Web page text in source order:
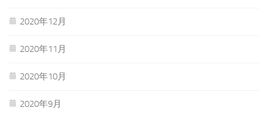
2020年12月
2020年11月
2020年10月
2020年9月